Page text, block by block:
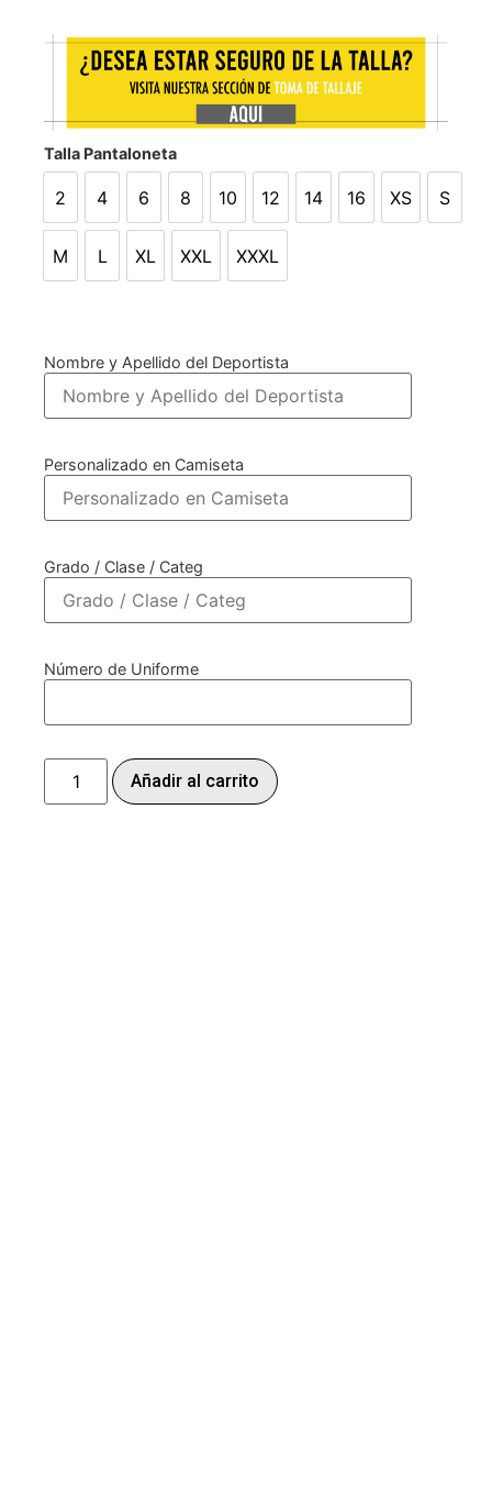
Talla Pantaloneta
2
2
4
4
6
6
8
8
10
10
12
12
14
14
16
16
XS
XS
S
S
M
M
L
L
XL
XL
XXL
XXL
XXXL
XXXL
Nombre y Apellido del Deportista
Personalizado en Camiseta
Grado / Clase / Categ
Número de Uniforme
Añadir al carrito